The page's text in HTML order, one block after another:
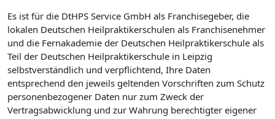
Es ist für die DtHPS Service GmbH als Franchisegeber, die
lokalen Deutschen Heilpraktikerschulen als Franchise­nehmer
und die Fernakademie der Deutschen Heilpraktikerschule als
Teil der Deutschen Heilpraktikerschule in Leipzig
selbstverständlich und verpflichtend, Ihre Daten
entsprechend den jeweils geltenden Vorschriften zum Schutz
personenbezogener Daten nur zum Zweck der
Vertragsabwicklung und zur Wahrung berechtigter eigener